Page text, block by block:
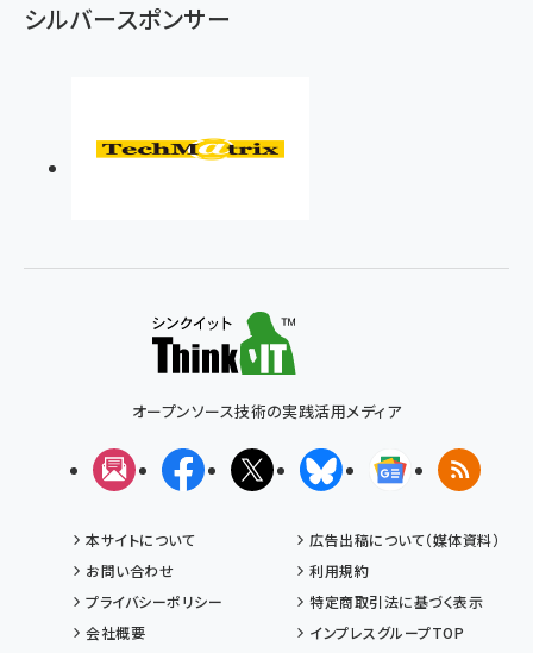
シルバースポンサー
オープンソース技術の実践活用メディア
メルマガFacebookX(エックス)BlueskyGoogleニュ
RSS
本サイトについて
広告出稿について（媒体資料）
お問い合わせ
利用規約
プライバシーポリシー
特定商取引法に基づく表示
会社概要
インプレスグループTOP